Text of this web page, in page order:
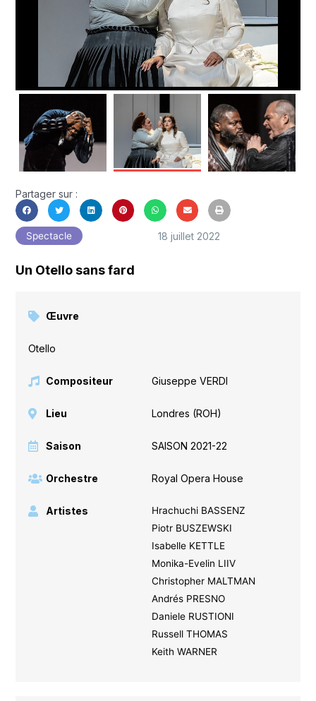
Partager sur :
Spectacle 18 juillet 2022
Un Otello sans fard
Œuvre
Otello
Compositeur Giuseppe VERDI
Lieu Londres (ROH)
Saison SAISON 2021-22
Orchestre Royal Opera House
Artistes
Hrachuchi BASSENZ
Piotr BUSZEWSKI
Isabelle KETTLE
Monika-Evelin LIIV
Christopher MALTMAN
Andrés PRESNO
Daniele RUSTIONI
Russell THOMAS
Keith WARNER